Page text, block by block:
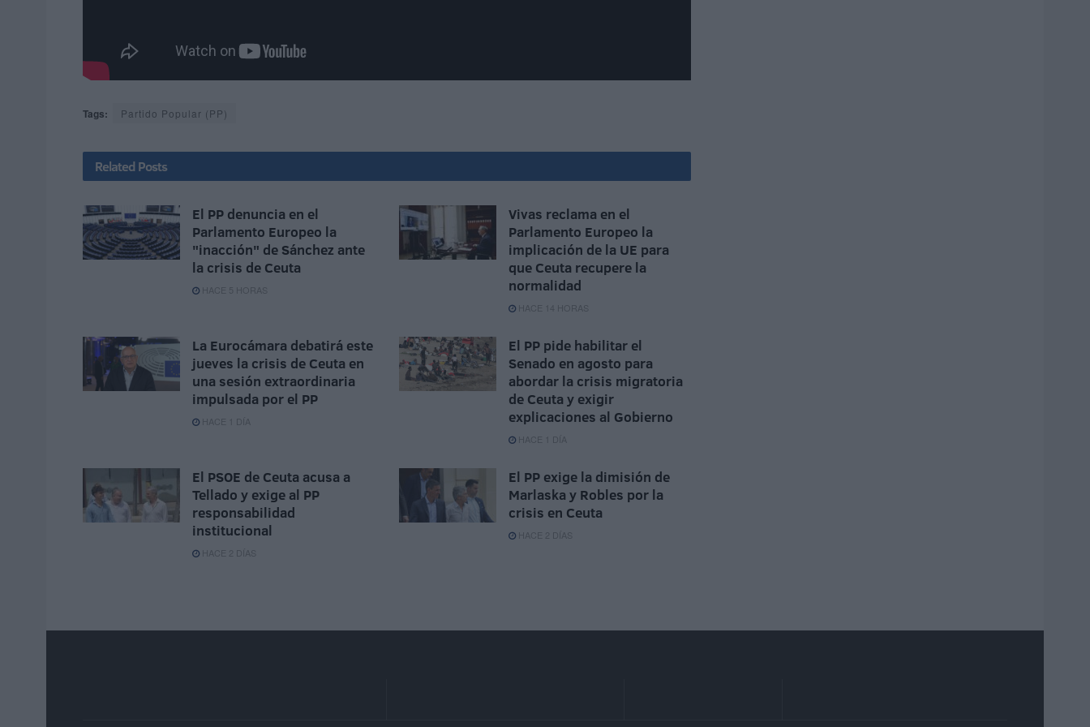
Tags: Partido Popular (PP)
Related Posts
El PP denuncia en el
Parlamento Europeo la
"inacción" de Sánchez ante
la crisis de Ceuta
HACE 5 HORAS
Vivas reclama en el
Parlamento Europeo la
implicación de la UE para
que Ceuta recupere la
normalidad
HACE 14 HORAS
La Eurocámara debatirá este
jueves la crisis de Ceuta en
una sesión extraordinaria
impulsada por el PP
HACE 1 DÍA
El PP pide habilitar el
Senado en agosto para
abordar la crisis migratoria
de Ceuta y exigir
explicaciones al Gobierno
HACE 1 DÍA
El PSOE de Ceuta acusa a
Tellado y exige al PP
responsabilidad
institucional
HACE 2 DÍAS
El PP exige la dimisión de
Marlaska y Robles por la
crisis en Ceuta
HACE 2 DÍAS